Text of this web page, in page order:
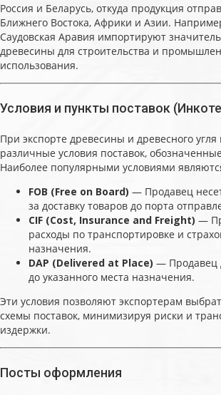
Россия и Беларусь, откуда продукция
Ближнего Востока, Африки и Азии.
Саудовская Аравия импортируют
древесины для строительства и
использования.
Условия и пункты поставок
При экспорте древесины и древесного угля
различные условия поставок, обозначенные
Наиболее популярными условиями
FOB (Free on Board) — Продавец
за доставку товаров до порта
CIF (Cost, Insurance and Freight) —
расходы по транспортировке и
назначения.
DAP (Delivered at Place) — Продавец
до указанного места назначения.
Эти условия позволяют экспортерам
схемы поставок, минимизируя риски и
издержки.
Посты оформления